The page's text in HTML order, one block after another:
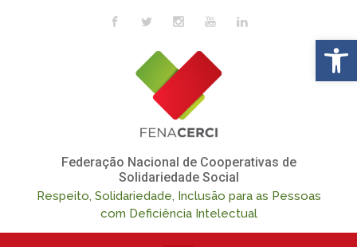
Skip to main content
Federação Nacional de Cooperativas de
Solidariedade Social
Respeito, Solidariedade, Inclusão para as Pessoas
com Deficiência Intelectual